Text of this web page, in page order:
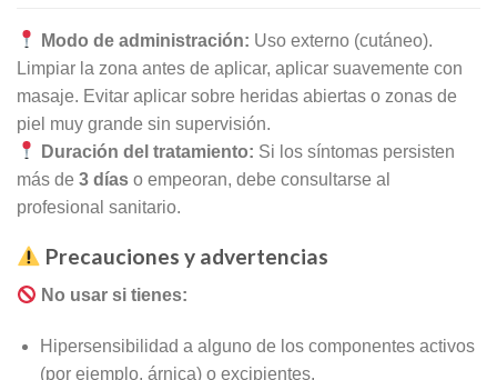
Modo de administración: Uso externo (cutáneo).
Limpiar la zona antes de aplicar, aplicar suavemente con
masaje. Evitar aplicar sobre heridas abiertas o zonas de
piel muy grande sin supervisión.
Duración del tratamiento: Si los síntomas persisten
más de 3 días o empeoran, debe consultarse al
profesional sanitario.
Precauciones y advertencias
No usar si tienes:
Hipersensibilidad a alguno de los componentes activos
(por ejemplo, árnica) o excipientes.